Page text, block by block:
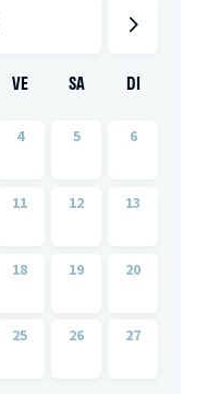
VE SA DI
4 5 6
11 12 13
18 19 20
25 26 27